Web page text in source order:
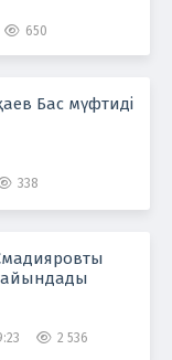
650
Бас мүфтиді
338
2 536